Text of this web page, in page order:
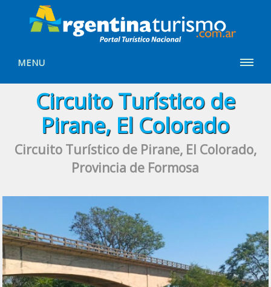
MENU
Circuito Turístico de
Pirane, El Colorado
Circuito Turístico de Pirane, El Colorado,
Provincia de Formosa